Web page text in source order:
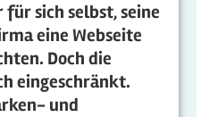
sich selbst, seine
eine Webseite
Doch die
eingeschränkt.
und